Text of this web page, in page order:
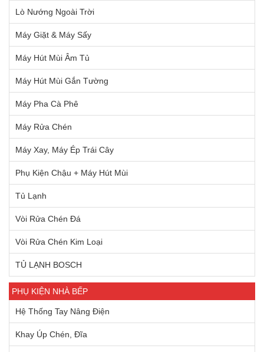
Lò Nướng Ngoài Trời
Máy Giặt & Máy Sấy
Máy Hút Mùi Âm Tủ
Máy Hút Mùi Gắn Tường
Máy Pha Cà Phê
Máy Rửa Chén
Máy Xay, Máy Ép Trái Cây
Phụ Kiện Chậu + Máy Hút Mùi
Tủ Lạnh
Vòi Rửa Chén Đá
Vòi Rửa Chén Kim Loại
TỦ LẠNH BOSCH
PHỤ KIỆN NHÀ BẾP
Hệ Thống Tay Nâng Điện
Khay Úp Chén, Đĩa